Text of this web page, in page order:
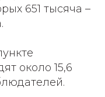
651 тысяча –
около 15,6